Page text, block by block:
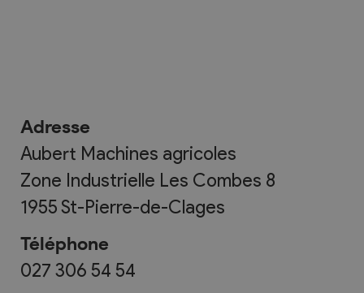
Adresse
Aubert Machines agricoles
Zone Industrielle Les Combes 8
1955St-Pierre-de-Clages
Téléphone
027 306 54 54